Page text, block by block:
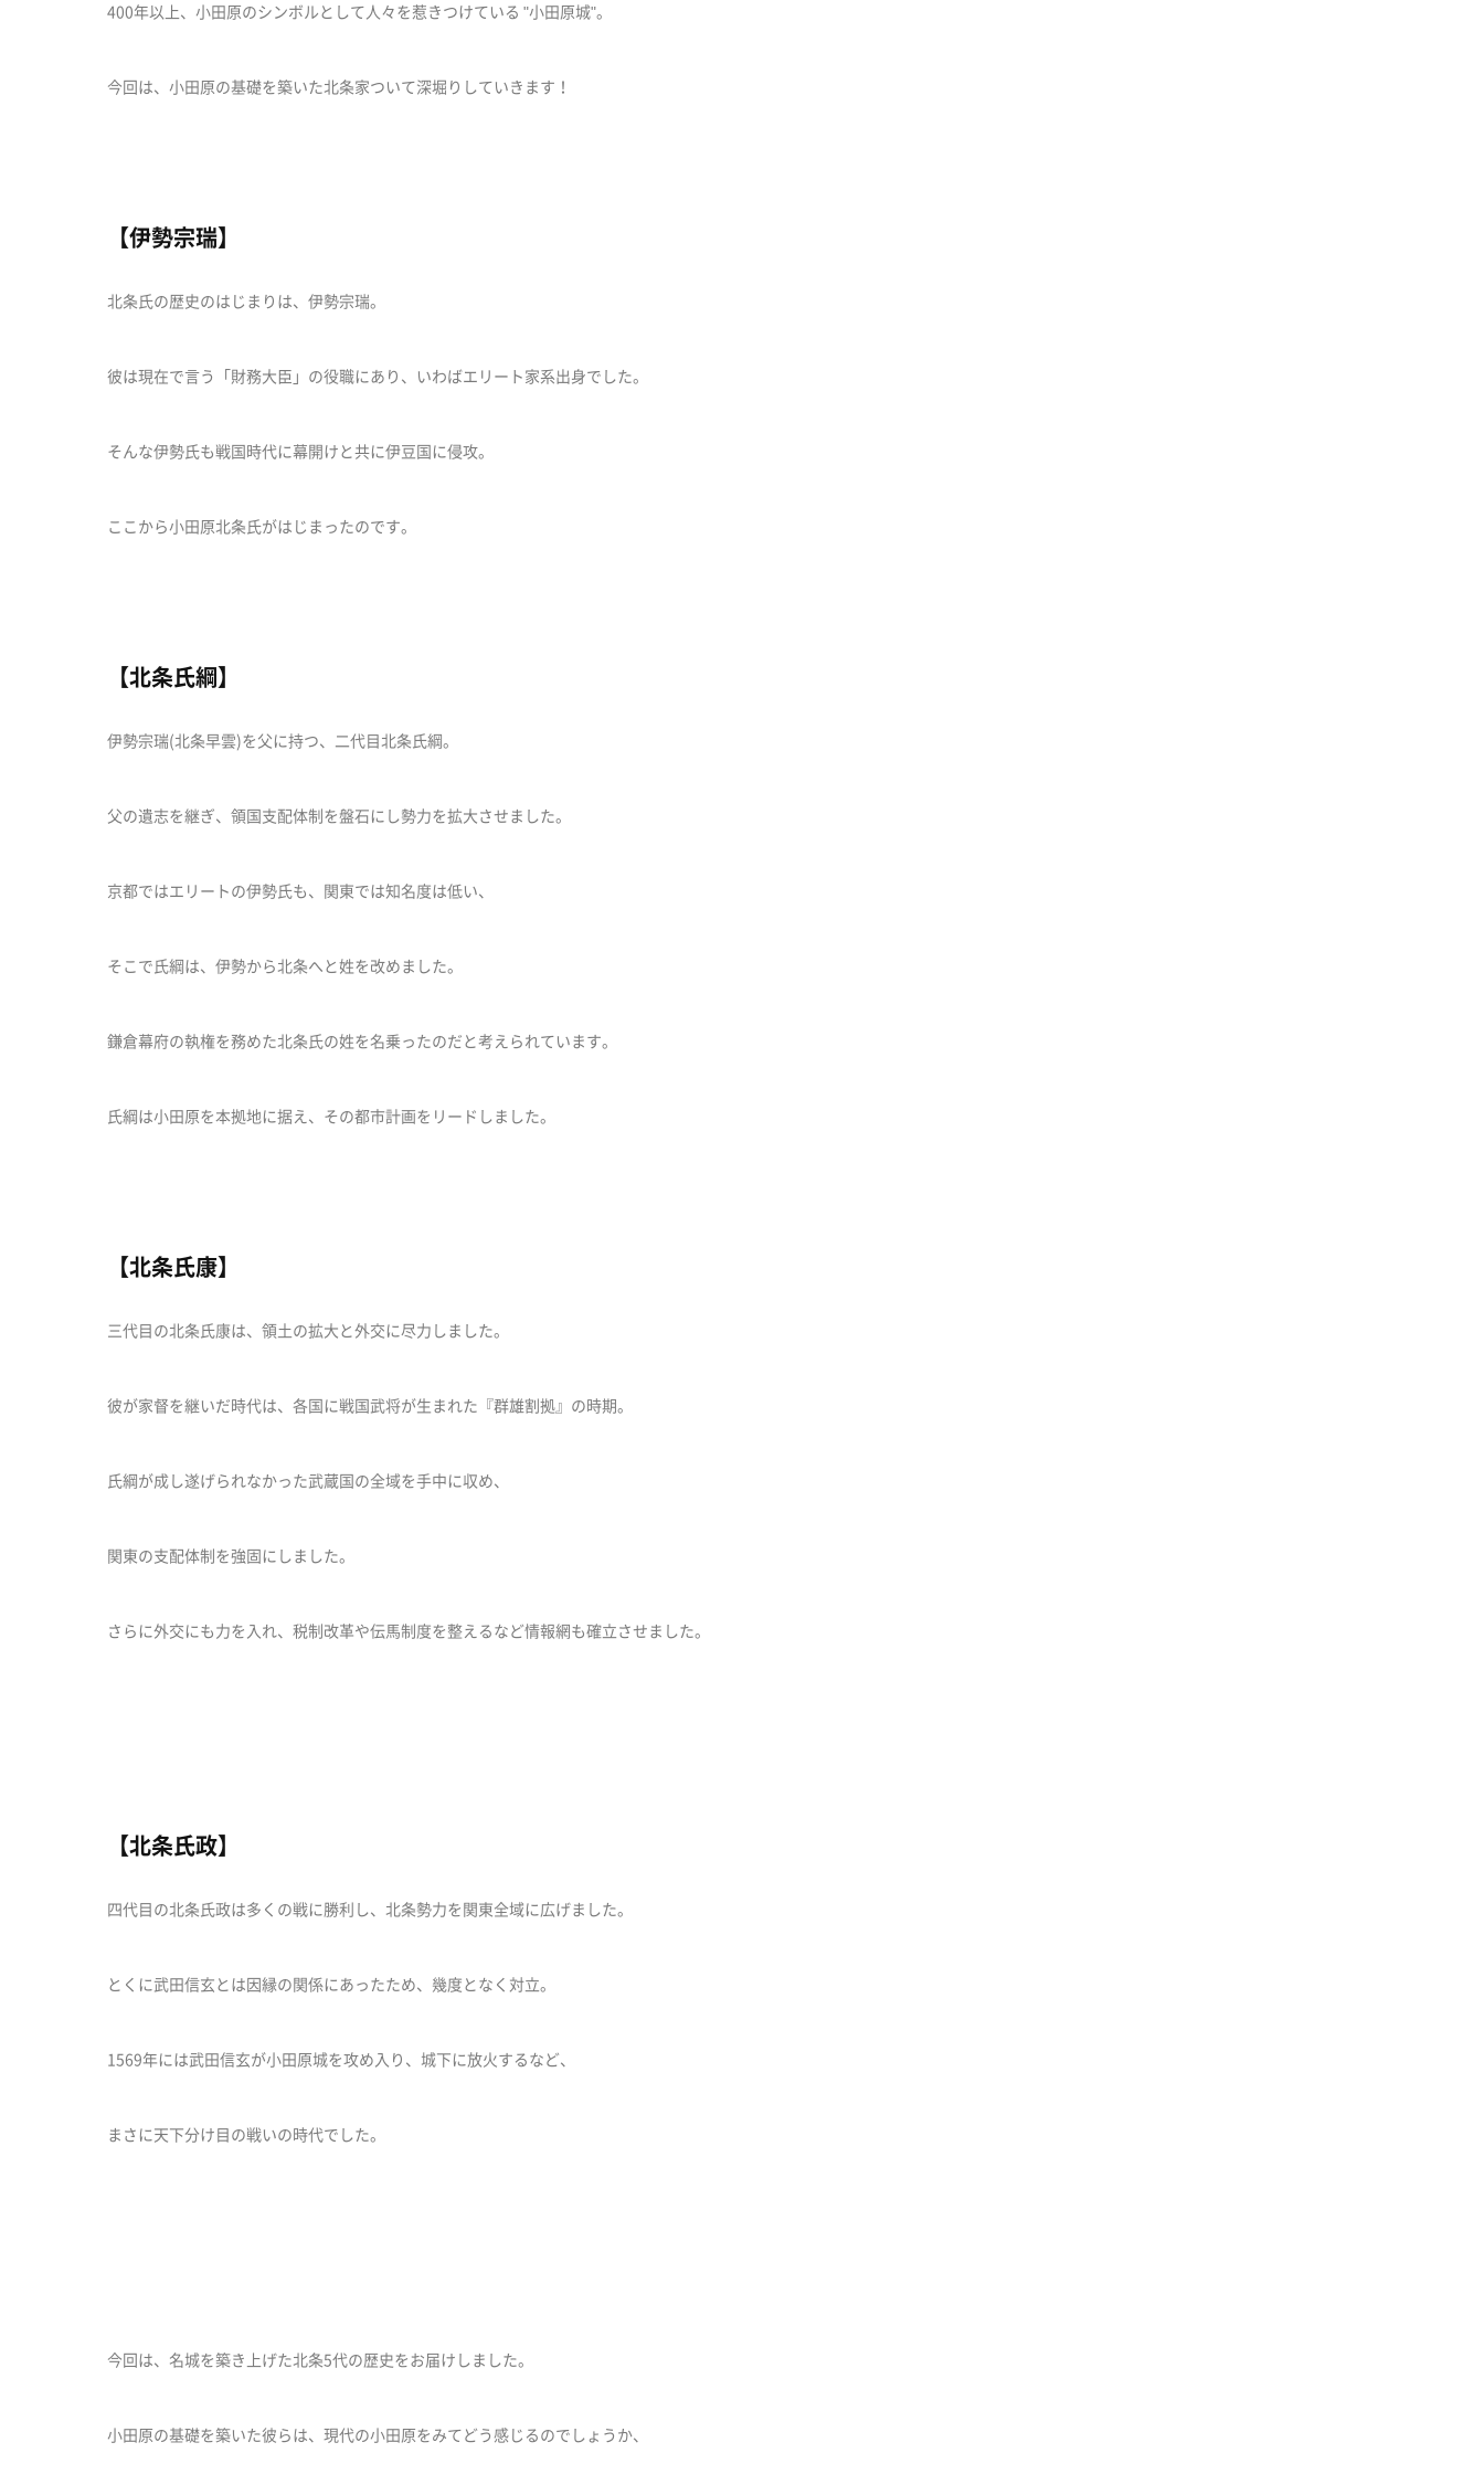
400年以上、小田原のシンボルとして人々を惹きつけている "小田原城"。
今回は、小田原の基礎を築いた北条家ついて深堀りしていきます！
【伊勢宗瑞】
北条氏の歴史のはじまりは、伊勢宗瑞。
彼は現在で言う「財務大臣」の役職にあり、いわばエリート家系出身でした。
そんな伊勢氏も戦国時代に幕開けと共に伊豆国に侵攻。
ここから小田原北条氏がはじまったのです。
【北条氏綱】
伊勢宗瑞(北条早雲)を父に持つ、二代目北条氏綱。
父の遺志を継ぎ、領国支配体制を盤石にし勢力を拡大させました。
京都ではエリートの伊勢氏も、関東では知名度は低い、
そこで氏綱は、伊勢から北条へと姓を改めました。
鎌倉幕府の執権を務めた北条氏の姓を名乗ったのだと考えられています。
氏綱は小田原を本拠地に据え、その都市計画をリードしました。
【北条氏康】
三代目の北条氏康は、領土の拡大と外交に尽力しました。
彼が家督を継いだ時代は、各国に戦国武将が生まれた『群雄割拠』の時期。
氏綱が成し遂げられなかった武蔵国の全域を手中に収め、
関東の支配体制を強固にしました。
さらに外交にも力を入れ、税制改革や伝馬制度を整えるなど情報網も確立させました。
【北条氏政】
四代目の北条氏政は多くの戦に勝利し、北条勢力を関東全域に広げました。
とくに武田信玄とは因縁の関係にあったため、幾度となく対立。
1569年には武田信玄が小田原城を攻め入り、城下に放火するなど、
まさに天下分け目の戦いの時代でした。
今回は、名城を築き上げた北条5代の歴史をお届けしました。
小田原の基礎を築いた彼らは、現代の小田原をみてどう感じるのでしょうか、